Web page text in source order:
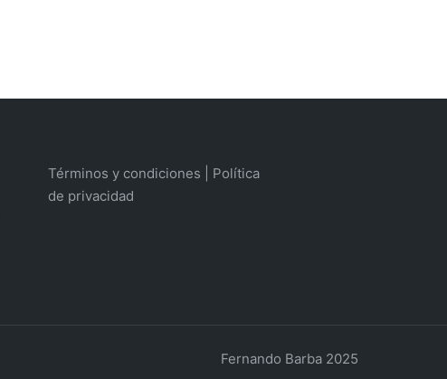
Términos y condiciones | Política
de privacidad
Fernando Barba 2025